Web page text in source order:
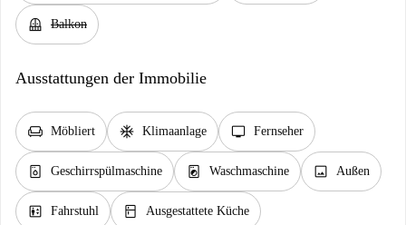
balcony Balkon
Ausstattungen der Immobilie
chair Möbliert ac_unit Klimaanlage tv Fernseher
dishwasher_gen Geschirrspülmaschine local_laundry_service Waschmaschine image Außen
elevator Fahrstuhl kitchen Ausgestattete Küche